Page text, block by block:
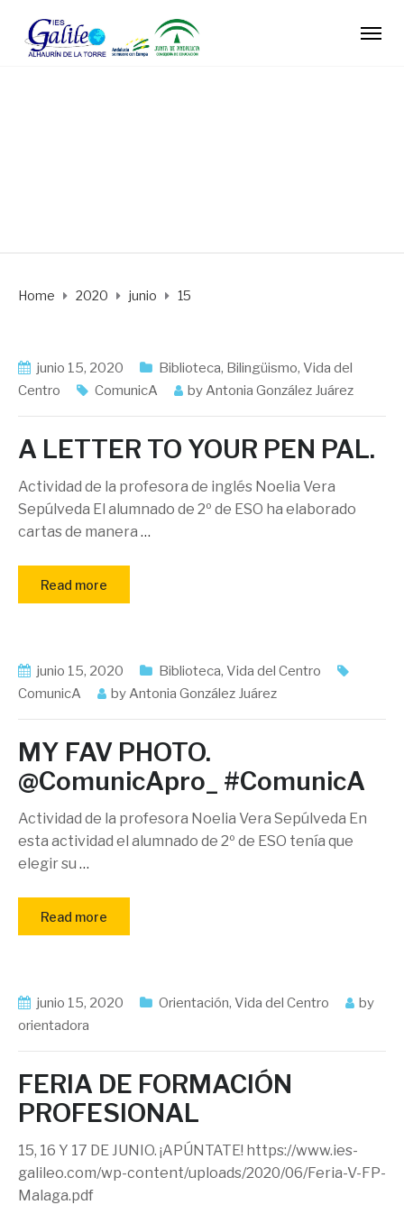
Home 2020 junio 15
junio 15, 2020 Biblioteca, Bilingüismo, Vida del
Centro
ComunicA byAntonia González Juárez
A LETTER TO YOUR PEN PAL.
Actividad de la profesora de inglés Noelia Vera
Sepúlveda El alumnado de 2º de ESO ha elaborado
cartas de manera …
Read more
junio 15, 2020 Biblioteca, Vida del Centro
ComunicA
byAntonia González Juárez
MY FAV PHOTO.
@ComunicApro_ #ComunicA
Actividad de la profesora Noelia Vera Sepúlveda En
esta actividad el alumnado de 2º de ESO tenía que
elegir su …
Read more
junio 15, 2020 Orientación, Vida del Centro
by
orientadora
FERIA DE FORMACIÓN
PROFESIONAL
15, 16 Y 17 DE JUNIO. ¡APÚNTATE! https://www.ies-
galileo.com/wp-content/uploads/2020/06/Feria-V-FP-
Malaga.pdf